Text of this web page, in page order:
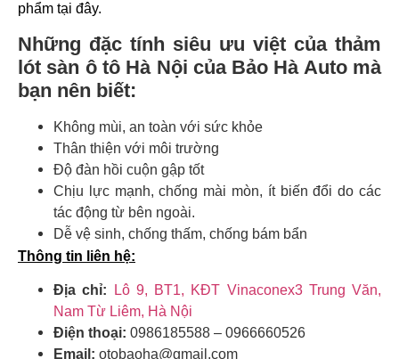
phẩm tại đây.
Những đặc tính siêu ưu việt của thảm
lót sàn ô tô Hà Nội của Bảo Hà Auto mà
bạn nên biết:
Không mùi, an toàn với sức khỏe
Thân thiện với môi trường
Độ đàn hồi cuộn gập tốt
Chịu lực mạnh, chống mài mòn, ít biến đổi do các
tác động từ bên ngoài.
Dễ vệ sinh, chống thấm, chống bám bẩn
Thông tin liên hệ:
Địa chỉ:
Lô 9, BT1, KĐT Vinaconex3 Trung Văn,
Nam Từ Liêm, Hà Nội
Điện thoại: 0986185588 – 0966660526
Email: otobaoha@gmail.com